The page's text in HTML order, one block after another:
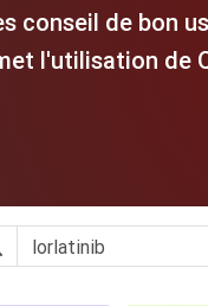
conseil de bon
l'utilisation de